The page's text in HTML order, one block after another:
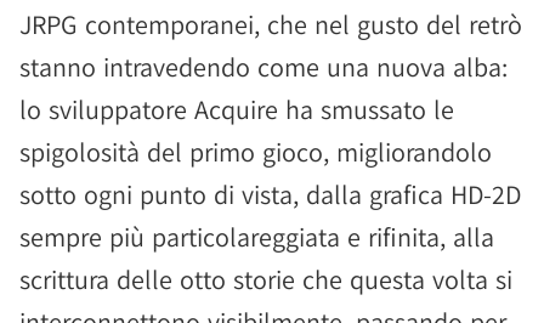
JRPG contemporanei, che nel gusto del retrò
stanno intravedendo come una nuova alba:
lo sviluppatore Acquire ha smussato le
spigolosità del primo gioco, migliorandolo
sotto ogni punto di vista, dalla grafica HD-2D
sempre più particolareggiata e rifinita, alla
scrittura delle otto storie che questa volta si